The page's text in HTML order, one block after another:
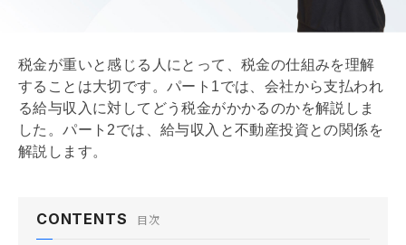
税金が重いと感じる人にとって、税金の仕組みを理解
することは大切です。パート1では、会社から支払われ
る給与収入に対してどう税金がかかるのかを解説しま
した。パート2では、給与収入と不動産投資との関係を
解説します。
CONTENTS 目次